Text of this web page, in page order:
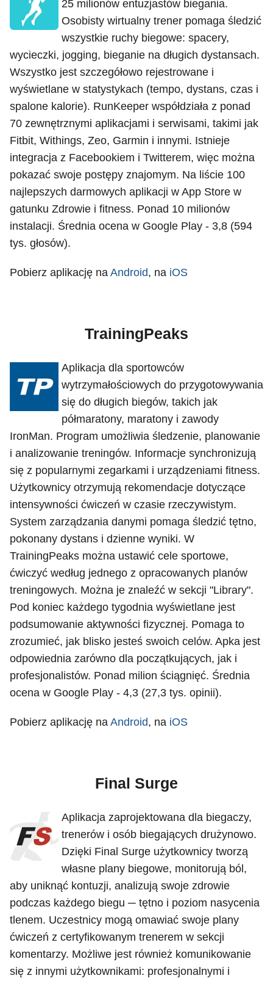
25 milionów entuzjastów biegania.
Osobisty wirtualny trener pomaga śledzić
wszystkie ruchy biegowe: spacery,
wycieczki, jogging, bieganie na długich dystansach.
Wszystko jest szczegółowo rejestrowane i
wyświetlane w statystykach (tempo, dystans, czas i
spalone kalorie). RunKeeper współdziała z ponad
70 zewnętrznymi aplikacjami i serwisami, takimi jak
Fitbit, Withings, Zeo, Garmin i innymi. Istnieje
integracja z Facebookiem i Twitterem, więc można
pokazać swoje postępy znajomym. Na liście 100
najlepszych darmowych aplikacji w App Store w
gatunku Zdrowie i fitness. Ponad 10 milionów
instalacji. Średnia ocena w Google Play - 3,8 (594
tys. głosów).
Pobierz aplikację na Android, na iOS
TrainingPeaks
Aplikacja dla sportowców
wytrzymałościowych do przygotowywania
się do długich biegów, takich jak
półmaratony, maratony i zawody
IronMan. Program umożliwia śledzenie, planowanie
i analizowanie treningów. Informacje synchronizują
się z popularnymi zegarkami i urządzeniami fitness.
Użytkownicy otrzymują rekomendacje dotyczące
intensywności ćwiczeń w czasie rzeczywistym.
System zarządzania danymi pomaga śledzić tętno,
pokonany dystans i dzienne wyniki. W
TrainingPeaks można ustawić cele sportowe,
ćwiczyć według jednego z opracowanych planów
treningowych. Można je znaleźć w sekcji "Library".
Pod koniec każdego tygodnia wyświetlane jest
podsumowanie aktywności fizycznej. Pomaga to
zrozumieć, jak blisko jesteś swoich celów. Apka jest
odpowiednia zarówno dla początkujących, jak i
profesjonalistów. Ponad milion ściągnięć. Średnia
ocena w Google Play - 4,3 (27,3 tys. opinii).
Pobierz aplikację na Android, na iOS
Final Surge
Aplikacja zaprojektowana dla biegaczy,
trenerów i osób biegających drużynowo.
Dzięki Final Surge użytkownicy tworzą
własne plany biegowe, monitorują ból,
aby uniknąć kontuzji, analizują swoje zdrowie
podczas każdego biegu ─ tętno i poziom nasycenia
tlenem. Uczestnicy mogą omawiać swoje plany
ćwiczeń z certyfikowanym trenerem w sekcji
komentarzy. Możliwe jest również komunikowanie
się z innymi użytkownikami: profesjonalnymi i